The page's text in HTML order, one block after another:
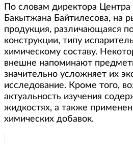
По словам директора Центра
Бакытжана Байтилесова, на
продукция, различающаяся
конструкции, типу
химическому составу.
внешне напоминают
значительно усложняет их
исследование. Кроме того,
актуальность изучения
жидкостях, а также
химических добавок.